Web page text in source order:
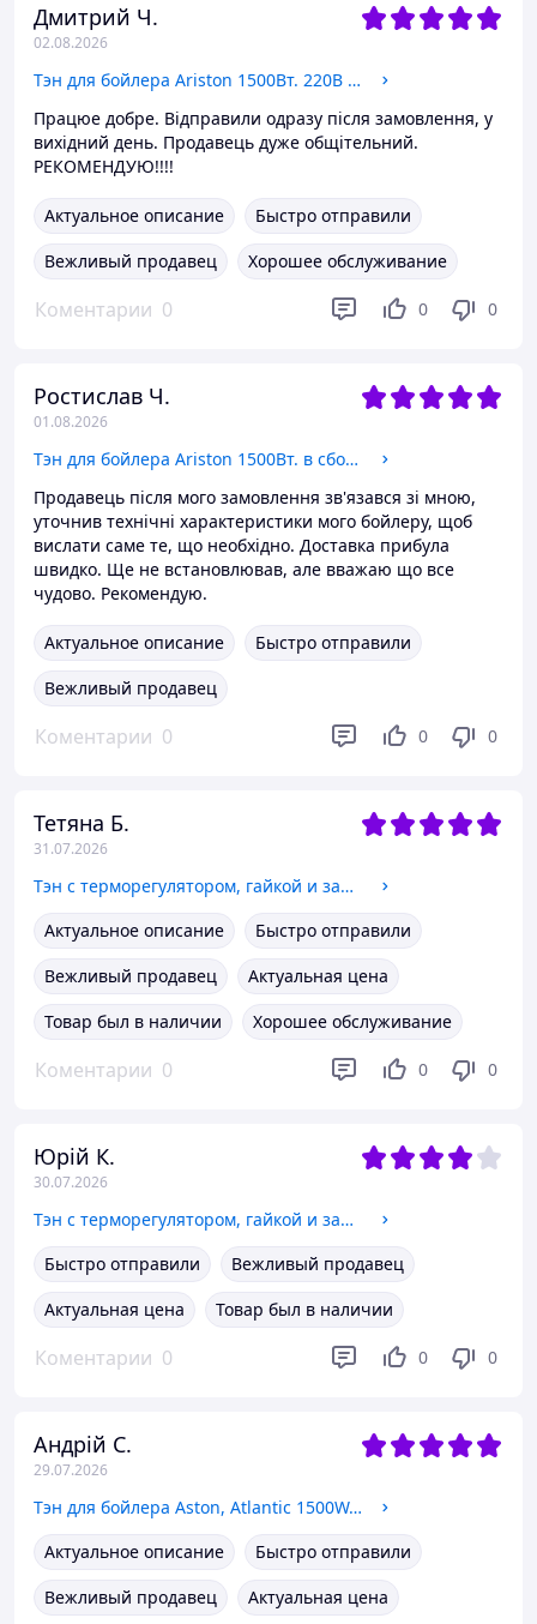
Дмитрий Ч.
02.08.2026
Тэн для бойлера Ariston 1500Вт. 220В в комплекте с фланцем и анодом (Италия)
Працюе добре. Відправили одразу після замовлення, у
вихідний день. Продавець дуже общітельний.
РЕКОМЕНДУЮ!!!!
Актуальное описание
Быстро отправили
Вежливый продавец
Хорошее обслуживание
Коментарии 0 0 0
Ростислав Ч.
01.08.2026
Тэн для бойлера Ariston 1500Вт. в сборе с анодом на овальном фланце.
Продавець після мого замовлення зв'язався зі мною,
уточнив технічні характеристики мого бойлеру, щоб
вислати саме те, що необхідно. Доставка прибула
швидко. Ще не встановлював, але вважаю що все
чудово. Рекомендую.
Актуальное описание
Быстро отправили
Вежливый продавец
Коментарии 0 0 0
Тетяна Б.
31.07.2026
Тэн с терморегулятором, гайкой и защитным колпаком 3000W. 220V. комплект для летнего душа, бака, бочки.
Актуальное описание
Быстро отправили
Вежливый продавец
Актуальная цена
Товар был в наличии
Хорошее обслуживание
Коментарии 0 0 0
Юрій К.
30.07.2026
Тэн с терморегулятором, гайкой и защитным колпаком 3000W. 220V. комплект для летнего душа, бака, бочки.
Быстро отправили
Вежливый продавец
Актуальная цена
Товар был в наличии
Коментарии 0 0 0
Андрій С.
29.07.2026
Тэн для бойлера Aston, Atlantic 1500W. 220V. в сборе фланец, анод, прокладки KAWAI.
Актуальное описание
Быстро отправили
Вежливый продавец
Актуальная цена